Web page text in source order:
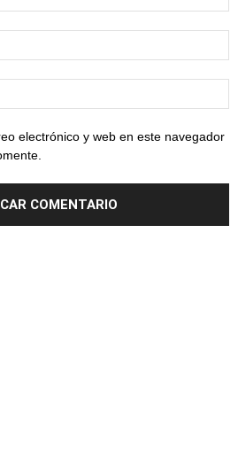
electrónico y web en este navegador